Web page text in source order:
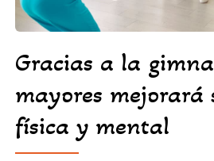
Gracias a la
mayores mejorará
física y mental